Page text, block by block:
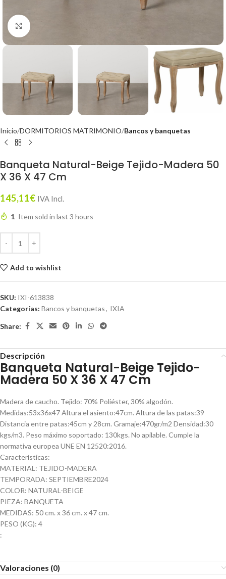
Click to enlarge
Inicio DORMITORIOS MATRIMONIO Bancos y banquetas
Banqueta Natural-Beige Tejido-Madera 50
X 36 X 47 Cm
145,11€ IVA Incl.
1 Item sold in last 3 hours
Add to wishlist
SKU: IXI-613838
Categorías: Bancos y banquetas, IXIA
Share:
Descripción
Banqueta Natural-Beige Tejido-
Madera 50 X 36 X 47 Cm
Madera de caucho. Tejido: 70% Poliéster, 30% algodón.
Medidas:53x36x47 Altura el asiento:47cm. Altura de las patas:39
Distancia entre patas:45cm y 28cm. Gramaje:470gr/m2 Densidad:30
kgs/m3. Peso máximo soportado: 130kgs. No apilable. Cumple la
normativa europea UNE EN 12520:2016.
Características:
MATERIAL: TEJIDO-MADERA
TEMPORADA: SEPTIEMBRE2024
COLOR: NATURAL-BEIGE
PIEZA: BANQUETA
MEDIDAS: 50 cm. x 36 cm. x 47 cm.
PESO (KG): 4
:
Valoraciones (0)